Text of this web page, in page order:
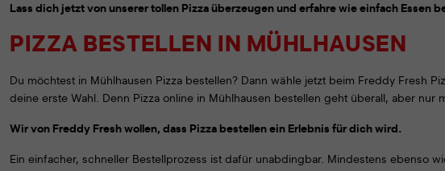
Lass dich jetzt von unserer tollen Pizza überzeugen und erfahre wie einfach Essen
PIZZA BESTELLEN IN MÜHLHAUSEN
Du möchtest in Mühlhausen Pizza bestellen? Dann wähle jetzt beim Freddy Fresh
deine erste Wahl. Denn Pizza online in Mühlhausen bestellen geht überall, aber nur
Wir von Freddy Fresh wollen, dass Pizza bestellen ein Erlebnis für dich wird.
Ein einfacher, schneller Bestellprozess ist dafür unabdingbar. Mindestens ebenso